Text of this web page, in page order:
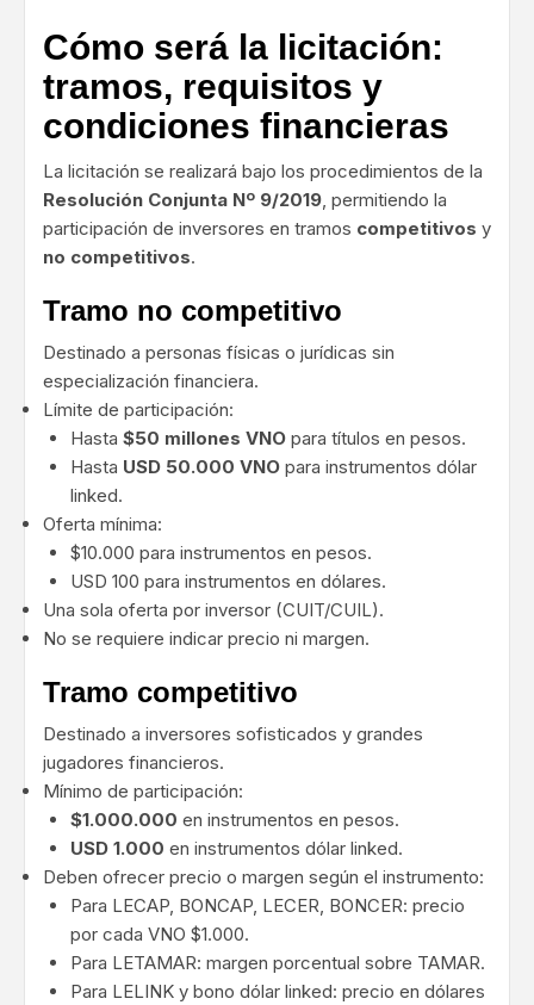
Cómo será la licitación:
tramos, requisitos y
condiciones financieras
La licitación se realizará bajo los procedimientos de la
Resolución Conjunta Nº 9/2019, permitiendo la
participación de inversores en tramos competitivos y
no competitivos.
Tramo no competitivo
Destinado a personas físicas o jurídicas sin
especialización financiera.
Límite de participación:
Hasta $50 millones VNOpara títulos en pesos.
Hasta USD 50.000 VNOpara instrumentos dólar
linked.
Oferta mínima:
$10.000 para instrumentos en pesos.
USD 100 para instrumentos en dólares.
Una sola oferta por inversor (CUIT/CUIL).
No se requiere indicar precio ni margen.
Tramo competitivo
Destinado a inversores sofisticados y grandes
jugadores financieros.
Mínimo de participación:
$1.000.000 en instrumentos en pesos.
USD 1.000 en instrumentos dólar linked.
Deben ofrecer precio o margen según el instrumento:
Para LECAP, BONCAP, LECER, BONCER: precio
por cada VNO $1.000.
Para LETAMAR: margen porcentual sobre TAMAR.
Para LELINK y bono dólar linked: precio en dólares